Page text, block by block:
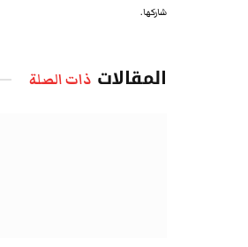
شاركها.
المقالات ذات الصلة